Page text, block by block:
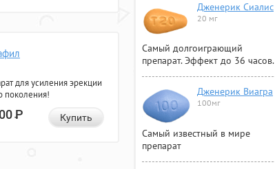
для усиления эрекции
поколения!
Р Купить
Дженерик Сиалис
20 мг
Самый долгоиграющий
препарат. Эффект до 36 часов.
Дженерик Виагра
100мг
Самый известный в мире
препарат